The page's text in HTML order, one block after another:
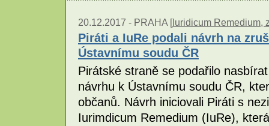
20.12.2017 - PRAHA [Iuridicum Remedium,
Piráti a IuRe podali návrh na
Ústavnímu soudu ČR
Pirátské straně se podařilo
návrhu k Ústavnímu soudu ČR,
občanů. Návrh iniciovali Piráti s
Iurimdicum Remedium (IuRe),